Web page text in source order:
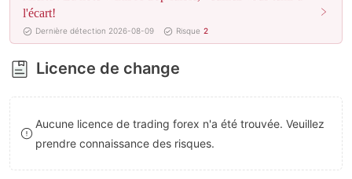
5
6
7
8
9
l'écart!
Dernière détection 2026-08-09 Risque 2
Licence de change
Aucune licence de trading forex n'a été trouvée. Veuillez
prendre connaissance des risques.